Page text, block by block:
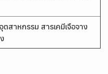
ตสาหกรรม สารเคมีเจือจาง